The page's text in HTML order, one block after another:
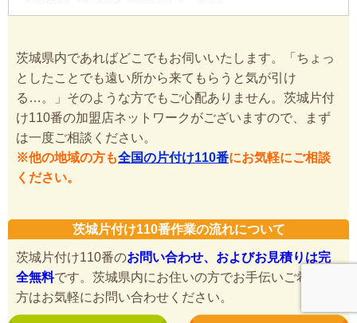
茨城県内であればどこでもお伺いいたします。「ちょっ
としたことでも遠い所から来てもらうと気が引け
る…。」そのような方でもご心配ありません。茨城片付
け110番の加盟店ネットワークがございますので、まず
は一度ご相談ください。
※他の地域の方も全国の片付け110番にお気軽にご相談
ください。
茨城片付け110番作業の流れについて
茨城片付け110番のお問い合わせ、およびお見積りは完
全無料です。茨城県内にお住いの方でお手伝いご希望の
方はお気軽にお問い合わせください。